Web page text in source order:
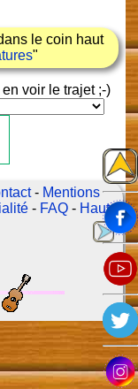
le coin haut
"
voir le trajet ;-)
- Mentions
- FAQ - Haut